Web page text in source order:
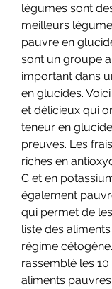
légumes sont
meilleurs
pauvre en
sont un groupe
important dans
en glucides.
et délicieux qui
teneur en
preuves. Les
riches en
C et en
également
qui permet de
liste des
régime
rassemblé les
aliments